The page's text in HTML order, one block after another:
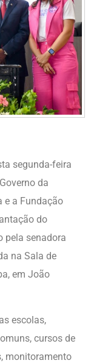
segunda-feira
da
e a Fundação
do
pela senadora
na Sala de
em João
escolas,
cursos de
monitoramento